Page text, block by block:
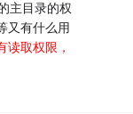
主目录的权
又有什么用
读取权限，